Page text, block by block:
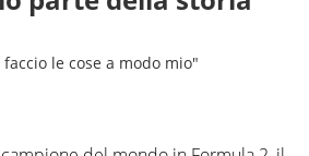
le cose a modo mio"